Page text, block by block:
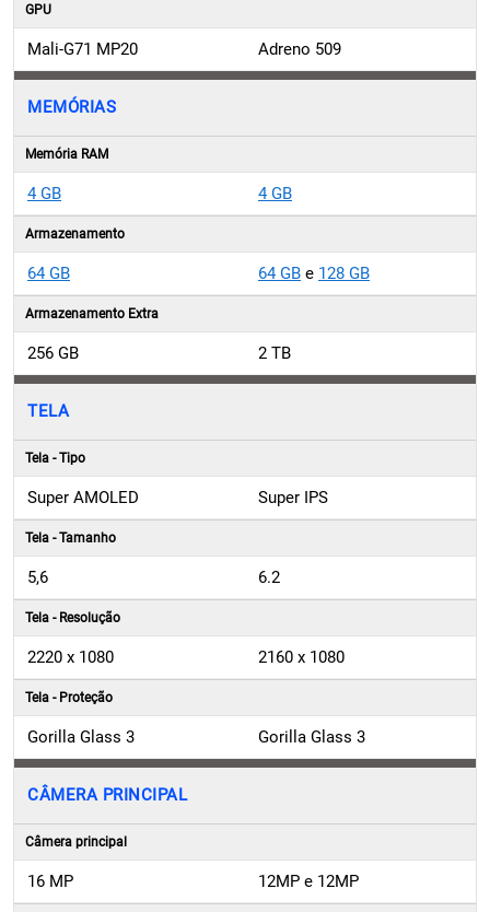
GPU
Mali-G71 MP20 Adreno 509
MEMÓRIAS
Memória RAM
4 GB 4 GB
Armazenamento
64 GB 64 GB e 128 GB
Armazenamento Extra
256 GB 2 TB
TELA
Tela - Tipo
Super AMOLED Super IPS
Tela - Tamanho
5,6 6.2
Tela - Resolução
2220 x 1080 2160 x 1080
Tela - Proteção
Gorilla Glass 3 Gorilla Glass 3
CÂMERA PRINCIPAL
Câmera principal
16 MP 12MP e 12MP